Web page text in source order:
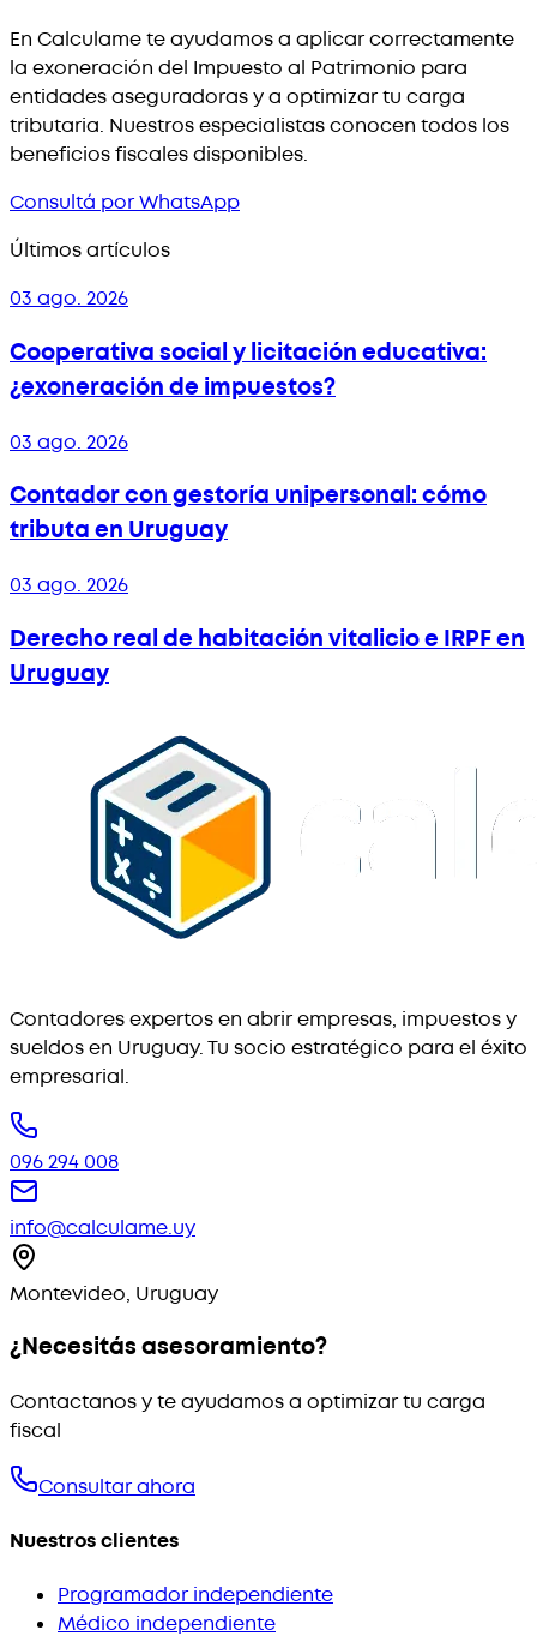
En Calculame te ayudamos a aplicar correctamente
la exoneración del Impuesto al Patrimonio para
entidades aseguradoras y a optimizar tu carga
tributaria. Nuestros especialistas conocen todos los
beneficios fiscales disponibles.
Consultá por WhatsApp
Últimos artículos
03 ago. 2026
Cooperativa social y licitación educativa:
¿exoneración de impuestos?
03 ago. 2026
Contador con gestoría unipersonal: cómo
tributa en Uruguay
03 ago. 2026
Derecho real de habitación vitalicio e IRPF en
Uruguay
Contadores expertos en abrir empresas, impuestos y
sueldos en Uruguay. Tu socio estratégico para el éxito
empresarial.
096 294 008
info@calculame.uy
Montevideo, Uruguay
¿Necesitás asesoramiento?
Contactanos y te ayudamos a optimizar tu carga
fiscal
Consultar ahora
Nuestros clientes
Programador independiente
Médico independiente